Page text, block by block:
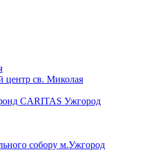
центр св. Миколая
CARITAS Ужгород
собору м.Ужгород